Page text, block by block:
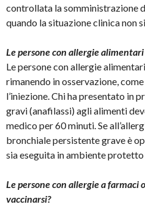
controllata la somministrazione
quando la situazione clinica non
Le persone con allergie alimentari
Le persone con allergie
rimanendo in osservazione,
l’iniezione. Chi ha presentato in
gravi (anafilassi) agli alimenti
medico per 60 minuti. Se
bronchiale persistente grave è
sia eseguita in ambiente
Le persone con allergie a farmaci
vaccinarsi?